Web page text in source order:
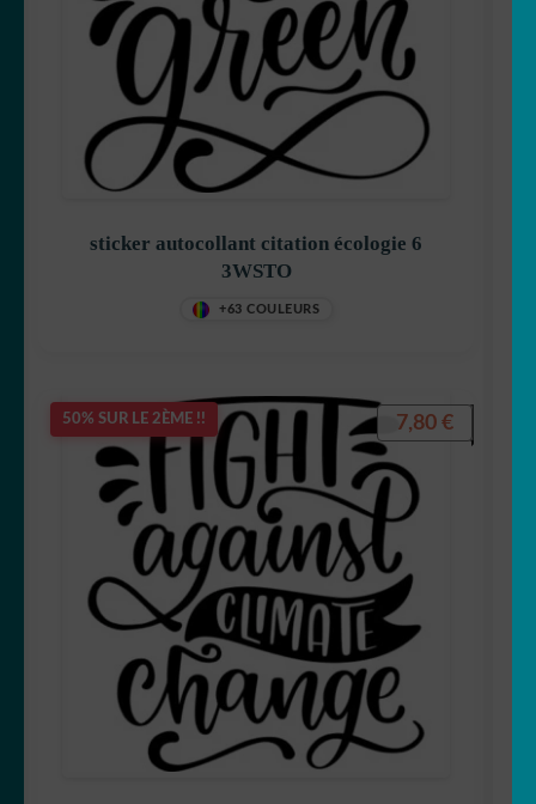
sticker autocollant citation écologie 6
3WSTO
+63 COULEURS
50% SUR LE 2ÈME !! 7,80 €